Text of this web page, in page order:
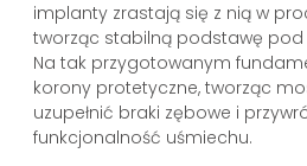
implanty zrastają się z nią w
tworząc stabilną podstawę pod
Na tak przygotowanym
korony protetyczne, tworząc
uzupełnić braki zębowe i
funkcjonalność uśmiechu.